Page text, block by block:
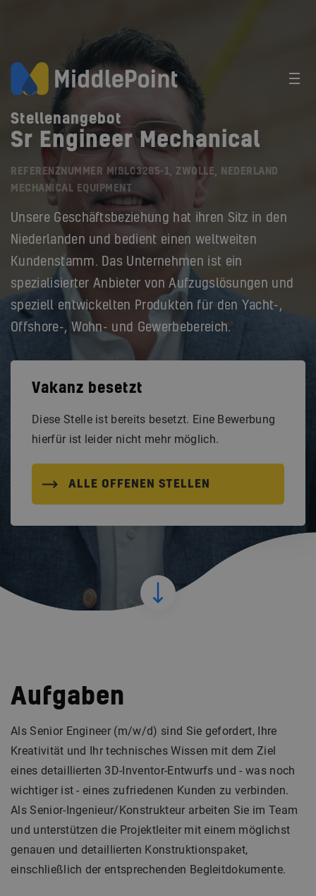
Stellenangebot
Sr Engineer Mechanical
REFERENZNUMMER MIBL03285-1, ZWOLLE, NEDERLAND
MECHANICAL EQUIPMENT
Unsere Geschäftsbeziehung hat ihren Sitz in den
Niederlanden und bedient einen weltweiten
Kundenstamm. Das Unternehmen ist ein
spezialisierter Anbieter von Aufzugslösungen und
speziell entwickelten Produkten für den Yacht-,
Offshore-, Wohn- und Gewerbebereich.
Vakanz besetzt
Diese Stelle ist bereits besetzt. Eine Bewerbung
hierfür ist leider nicht mehr möglich.
ALLE OFFENEN STELLEN
Aufgaben
Als Senior Engineer (m/w/d) sind Sie gefordert, Ihre
Kreativität und Ihr technisches Wissen mit dem Ziel
eines detaillierten 3D-Inventor-Entwurfs und - was noch
wichtiger ist - eines zufriedenen Kunden zu verbinden.
Als Senior-Ingenieur/Konstrukteur arbeiten Sie im Team
und unterstützen die Projektleiter mit einem möglichst
genauen und detaillierten Konstruktionspaket,
einschließlich der entsprechenden Begleitdokumente.